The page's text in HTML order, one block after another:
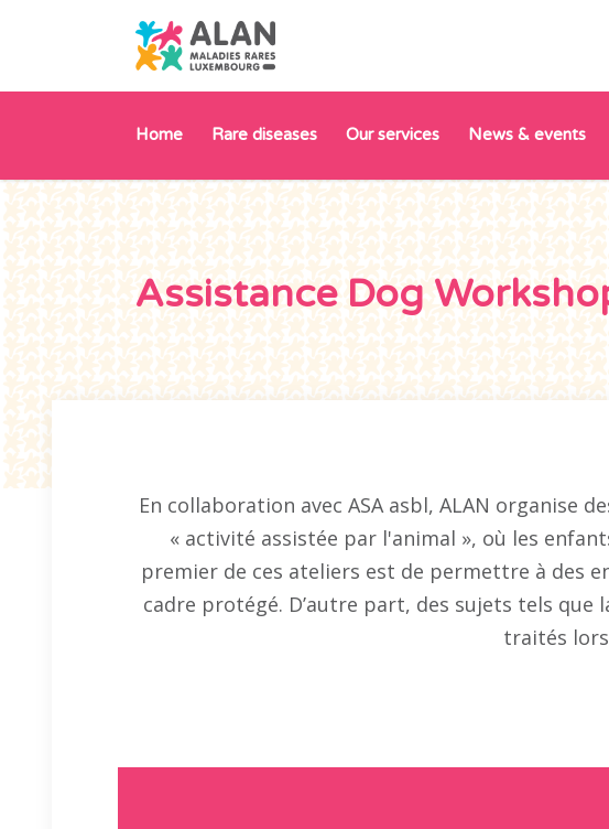
Home Rare diseases Our services News & events
Assistance Dog
En collaboration avec ASA asbl, ALAN organise
« activité assistée par l'animal », où les
premier de ces ateliers est de permettre à des
cadre protégé. D’autre part, des sujets tels
traités lors